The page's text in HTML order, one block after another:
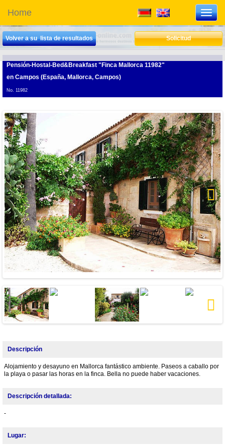
Home
Pensión-Hostal-Bed&Breakfast "Finca Mallorca 11982"
en Campos (España, Mallorca, Campos)
No. 11982
Volver a su lista de resultados Solicitud
Next
Descripción
Alojamiento y desayuno en Mallorca fantástico ambiente. Paseos a caballo por
la playa o pasar las horas en la finca. Bella no puede haber vacaciones.
Descripción detallada:
-
Lugar: